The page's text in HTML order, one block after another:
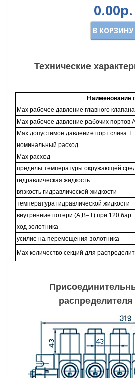
0.00р.
В КОРЗИНУ
Технические
Наименование
Max рабочее давление главного клапана
Max рабочее давление рабочих портов
Max допустимое давление порт слива T
номинальный расход
Max расход
пределы температуры окружающей
гидравлическая жидкость
вязкость гидравлической жидкости
температура гидравлической жидкости
внутренние потери (А,В–Т) при 120 бар
ход золотника
усилие на перемещения золотника
Max количество секций для
распределителя